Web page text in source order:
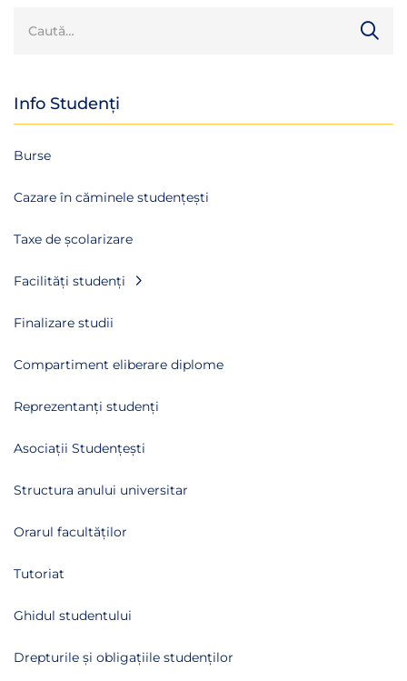
Info Studenți
Burse
Cazare în căminele studențești
Taxe de școlarizare
Facilități studenți
Finalizare studii
Compartiment eliberare diplome
Reprezentanți studenți
Asociații Studențești
Structura anului universitar
Orarul facultăților
Tutoriat
Ghidul studentului
Drepturile și obligațiile studenților